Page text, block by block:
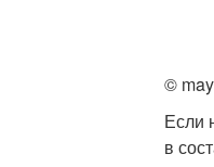
©
Если
в